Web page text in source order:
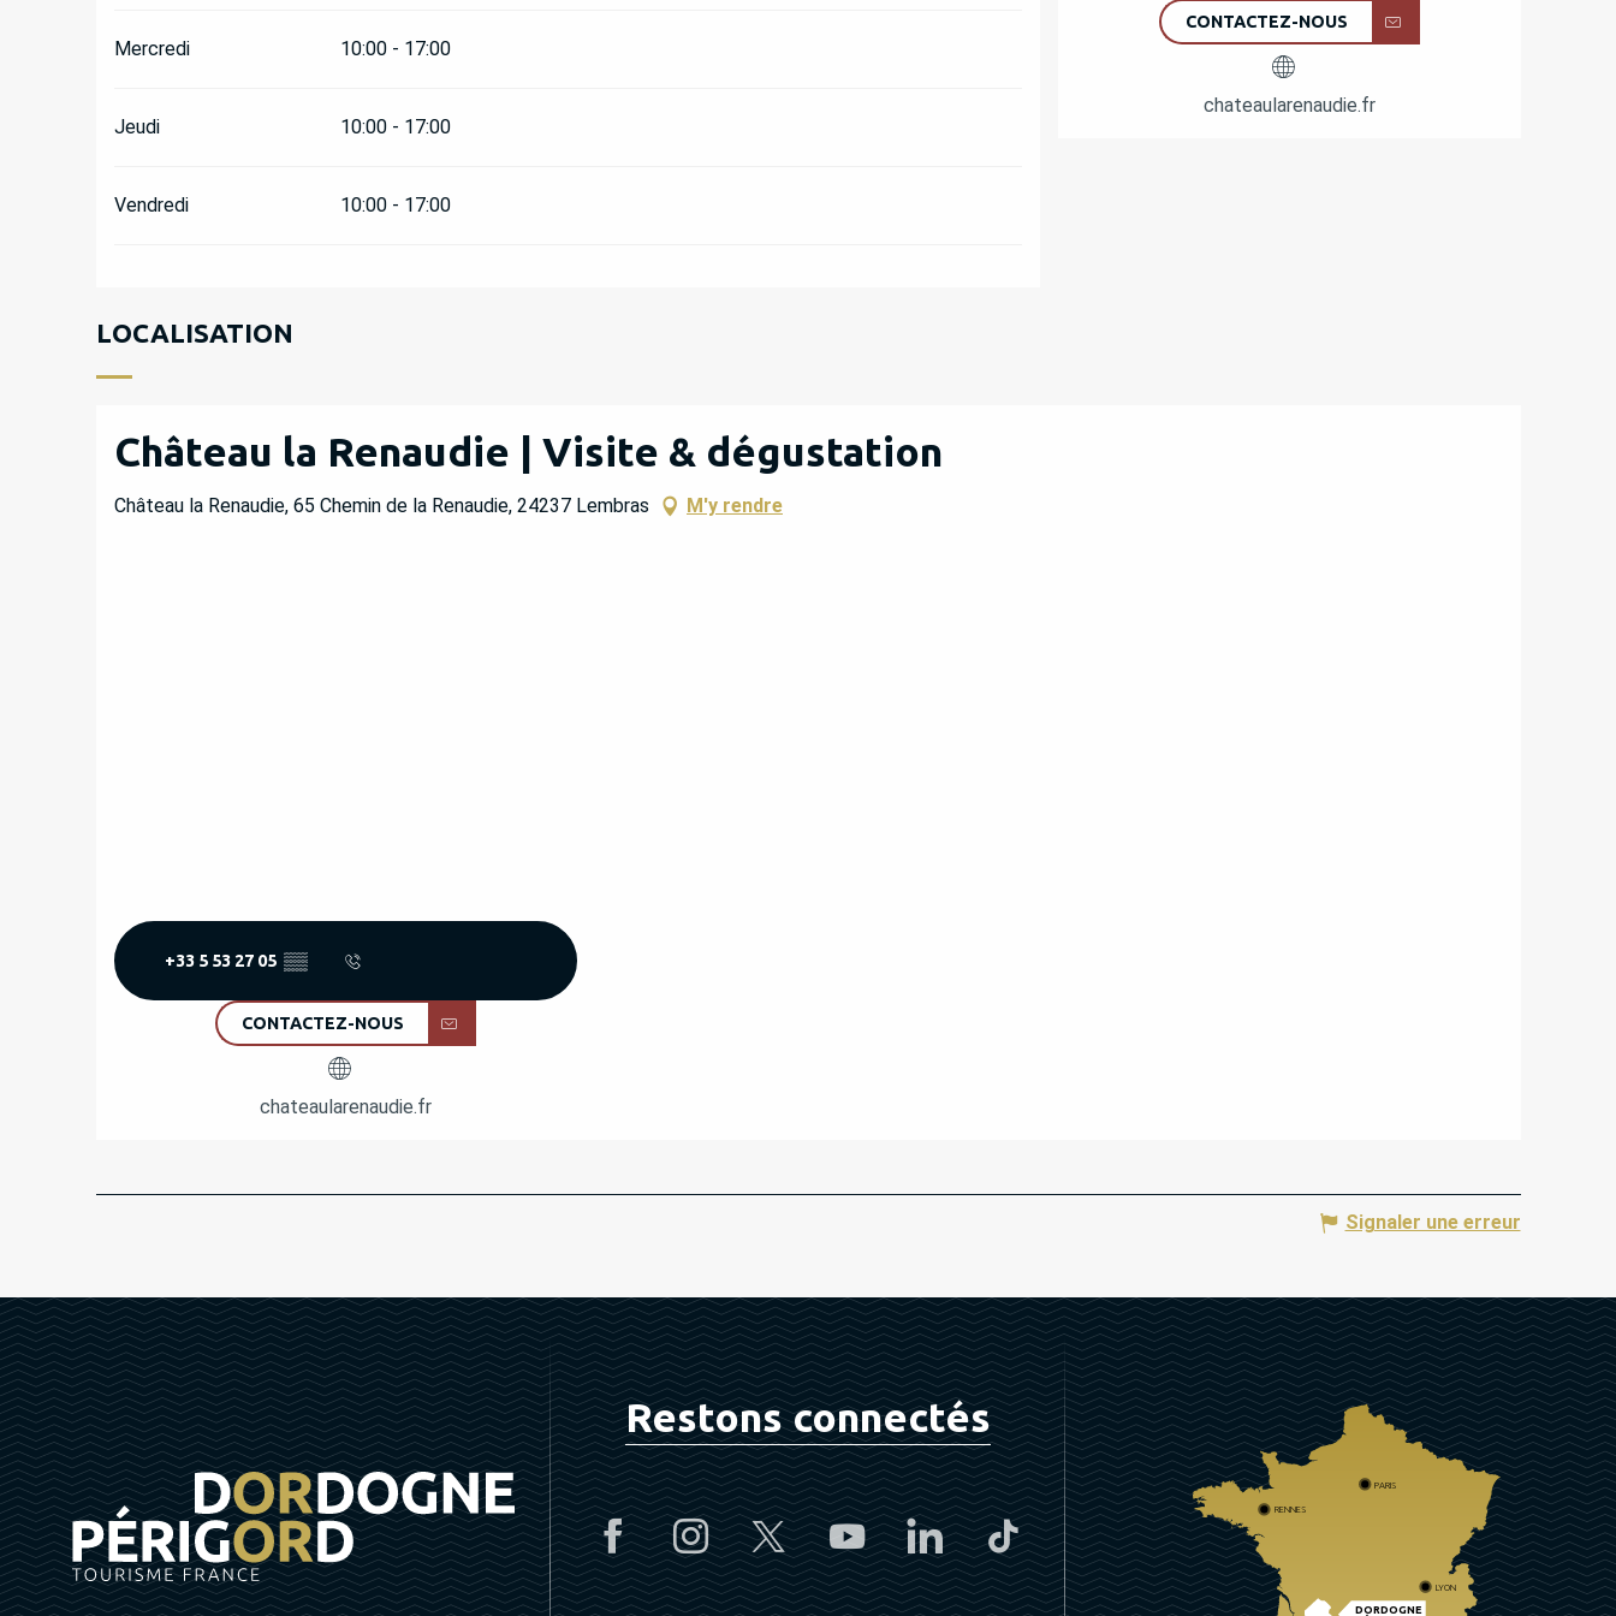
CONTACTEZ-NOUS
chateaularenaudie.fr
Mercredi 10:00 - 17:00
Jeudi 10:00 - 17:00
Vendredi 10:00 - 17:00
LOCALISATION
Château la Renaudie | Visite & dégustation
Château la Renaudie, 65 Chemin de la Renaudie, 24237 Lembras M'y rendre
+33 5 53 27 05 ▒▒
CONTACTEZ-NOUS
chateaularenaudie.fr
Signaler une erreur
Restons connectés
DORDOGNE
PARIS
RENNES
LYON